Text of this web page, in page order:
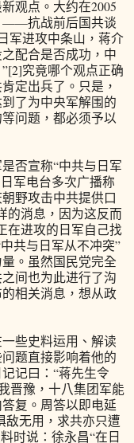
观点。大约在2005
——抗战前后国共谈
军进攻中条山，蒋介
配合是否成功，中
究竟哪个观点正确
定出兵了。只是，
了为中央军解围的
问题，都必须予以
否宣称“中共与日军
军电台多次广播称
野攻击中共提供口
的消息，因为这反而
在进攻的日军自己找
共与日军从不冲突”
。虽然国民党完全
间也为此进行了沟
相关消息，想从政
些史料运用、解读
题直接影响着他的
记曰：“蒋先生令
晋豫，十八集团军能
复。周答以即电延
敌无用，求共亦只遭
时说：徐永昌“在日